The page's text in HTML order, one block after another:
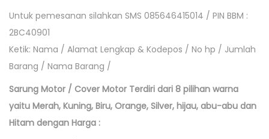
Untuk pemesanan silahkan SMS 085646415014 / PIN BBM :
2BC40901
Ketik: Nama / Alamat Lengkap & Kodepos / No hp / Jumlah
Barang / Nama Barang /
Sarung Motor / Cover Motor Terdiri dari 8 pilihan warna
yaitu Merah, Kuning, Biru, Orange, Silver, hijau, abu-abu dan
Hitam dengan Harga :